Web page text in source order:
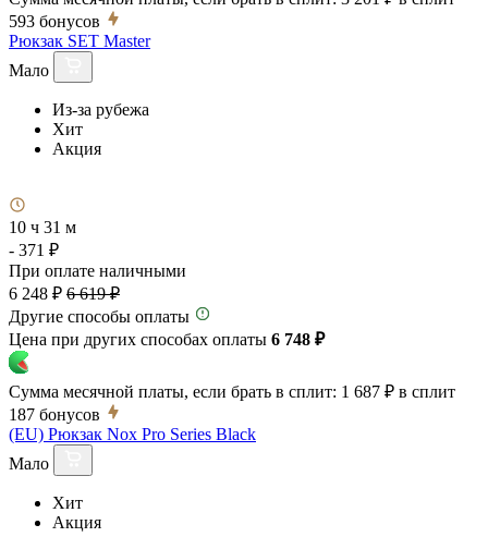
593 бонусов
Рюкзак SET Master
Мало
Из-за рубежа
Хит
Акция
10 ч 31 м
- 371 ₽
При оплате наличными
6 248 ₽ 6 619 ₽
Другие способы оплаты
Цена при других способах оплаты 6 748 ₽
Сумма месячной платы, если брать в сплит: 1 687 ₽ в сплит
187 бонусов
(EU) Рюкзак Nox Pro Series Black
Мало
Хит
Акция